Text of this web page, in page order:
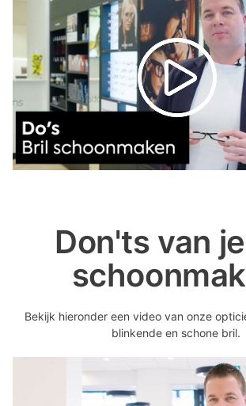
Don'ts van
Bekijk hieronder een video van onze
blinkende en schone bril.